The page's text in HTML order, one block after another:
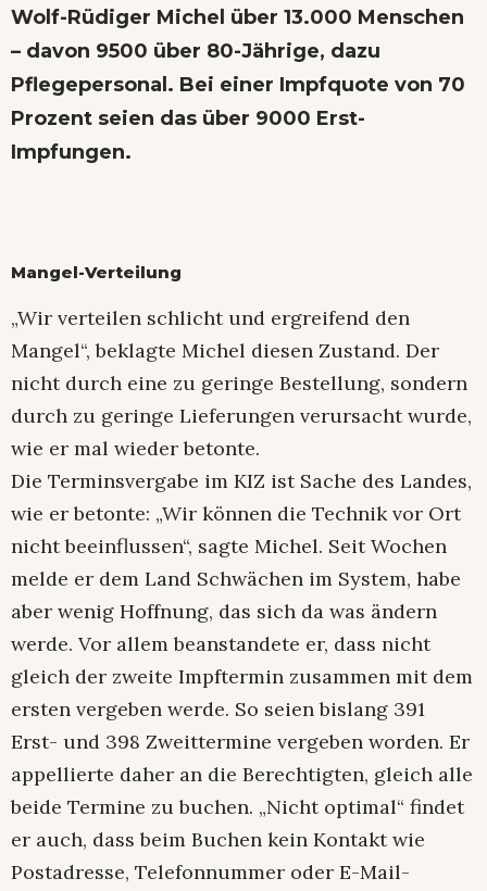
Wolf-Rüdiger Michel über 13.000 Menschen
– davon 9500 über 80-Jährige, dazu
Pflegepersonal. Bei einer Impfquote von 70
Prozent seien das über 9000 Erst-
Impfungen.
Mangel-Verteilung
„Wir verteilen schlicht und ergreifend den
Mangel“, beklagte Michel diesen Zustand. Der
nicht durch eine zu geringe Bestellung, sondern
durch zu geringe Lieferungen verursacht wurde,
wie er mal wieder betonte.
Die Terminsvergabe im KIZ ist Sache des Landes,
wie er betonte: „Wir können die Technik vor Ort
nicht beeinflussen“, sagte Michel. Seit Wochen
melde er dem Land Schwächen im System, habe
aber wenig Hoffnung, das sich da was ändern
werde. Vor allem beanstandete er, dass nicht
gleich der zweite Impftermin zusammen mit dem
ersten vergeben werde. So seien bislang 391
Erst- und 398 Zweittermine vergeben worden. Er
appellierte daher an die Berechtigten, gleich alle
beide Termine zu buchen. „Nicht optimal“ findet
er auch, dass beim Buchen kein Kontakt wie
Postadresse, Telefonnummer oder E-Mail-